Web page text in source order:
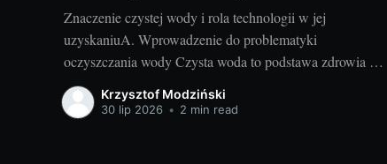
Znaczenie czystej wody i rola technologii w jej
uzyskaniuA. Wprowadzenie do problematyki
oczyszczania wody Czysta woda to podstawa zdrowia i
dobrego samopoczucia. Niestety, dzisiejszy stan
środowiska naturalnego często uniemożliwia korzystanie
Krzysztof Modziński
30 lip 2026 • 2 min read